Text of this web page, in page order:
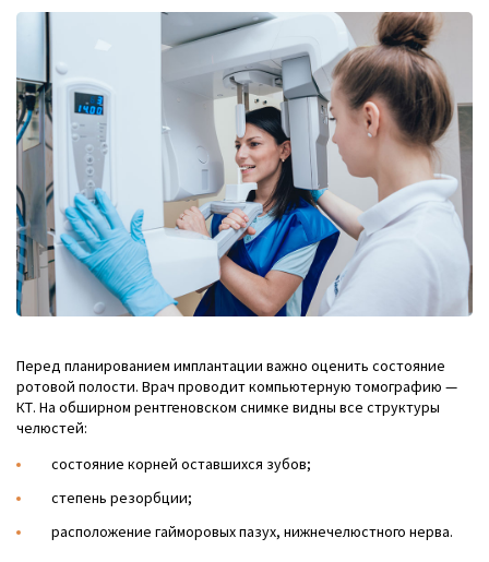
Перед планированием имплантации важно оценить состояние
ротовой полости. Врач проводит компьютерную томографию —
КТ. На обширном рентгеновском снимке видны все структуры
челюстей:
состояние корней оставшихся зубов;
степень резорбции;
расположение гайморовых пазух, нижнечелюстного нерва.